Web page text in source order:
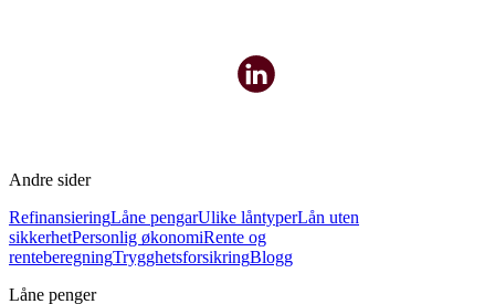
Andre sider
RefinansieringLåne pengarUlike låntyperLån uten
sikkerhetPersonlig økonomiRente og
renteberegningTrygghetsforsikringBlogg
Låne penger